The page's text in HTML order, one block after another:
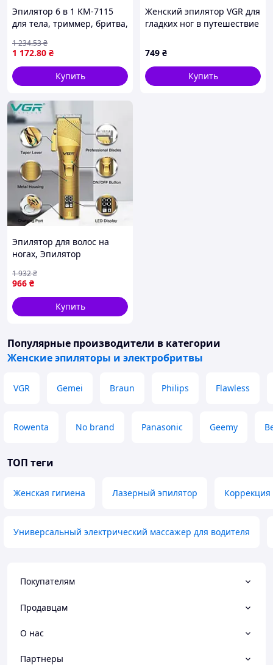
Эпилятор 6 в 1 KM-7115
для тела, триммер, бритва,
1 172.80 ₴
1 234.53₴
Купить
Женский эпилятор VGR для
гладких ног в путешествие
водонепроницаемый USB
прибор
749 ₴
Купить
Эпилятор для волос на
ногах, Эпилятор
удаления волос, Женский
беспроводной
портативный эпилятор
для тела, FRC
966 ₴
1 932₴
Купить
Популярные производители в категории
Женские эпиляторы и электробритвы
VGR Gemei Braun Philips Flawless
Rowenta No brand Panasonic Geemy
ТОП теги
Женская гигиена Лазерный эпилятор
Универсальный электрический массажер для водителя
Покупателям
Продавцам
О нас
Партнеры